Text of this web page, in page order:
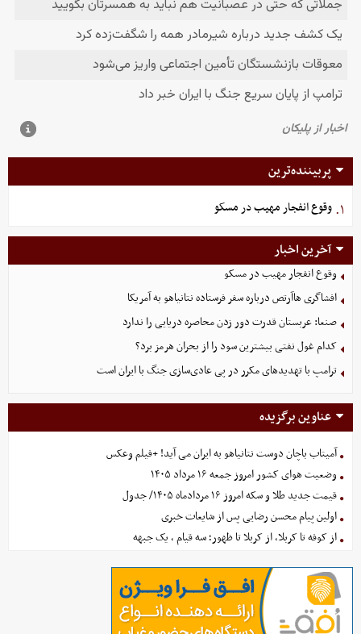
پربیننده‌ترین
۱. وقوع انفجار مهیب در مسکو
آخرین اخبار
وقوع انفجار مهیب در مسکو
افشاگری هاآرتص درباره سفر فرستاده نتانیاهو به آمریکا
صنعا: عربستان قدرت دور زدن محاصره دریایی را ندارد
کدام غول نفتی بیشترین سود را از بحران هرمز برد؟
ترامپ با تهدیدهای مکرر در پی عادی‌سازی جنگ با ایران است
عناوین برگزیده
آمیتاب باچان دوست نتانیاهو به ایران می آید! +فیلم وعکس
وضعیت هوای کشور امروز جمعه ۱۶ مرداد ۱۴۰۵
قیمت جدید طلا و سکه امروز ۱۶ مردادماه ۱۴۰۵/ جدول
اولین پیام محسن رضایی پس از شایعات خبری
از کوفه تا کربلا، از کربلا تا ظهور؛ سه قیام ، یک جبهه